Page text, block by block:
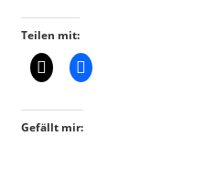
Teilen mit:
Gefällt mir: